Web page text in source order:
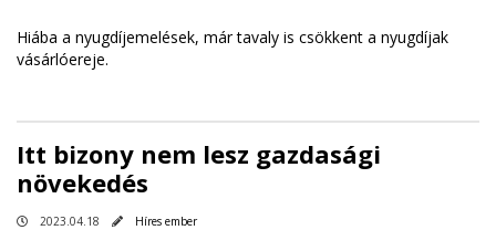
Hiába a nyugdíjemelések, már tavaly is csökkent a nyugdíjak
vásárlóereje.
Itt bizony nem lesz gazdasági
növekedés
2023.04.18 Híres ember